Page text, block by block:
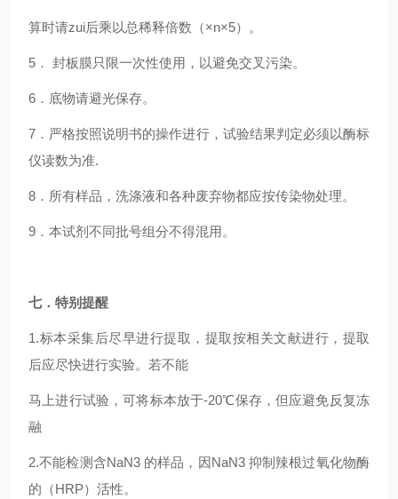
算时请zui后乘以总稀释倍数（×n×5）。
5 ． 封板膜只限一次性使用，以避免交叉污染。
6 ．底物请避光保存。
7 ．严格按照说明书的操作进行，试验结果判定必须以酶标
仪读数为准.
8 ．所有样品，洗涤液和各种废弃物都应按传染物处理。
9 ．本试剂不同批号组分不得混用。
七．特别提醒
1.标本采集后尽早进行提取，提取按相关文献进行，提取
后应尽快进行实验。若不能
马上进行试验，可将标本放于-20℃保存，但应避免反复冻
融
2.不能检测含NaN3 的样品，因NaN3 抑制辣根过氧化物酶
的（HRP）活性。